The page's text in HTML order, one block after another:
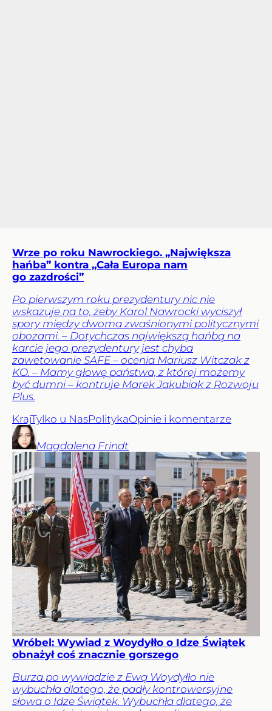
Wrze po roku Nawrockiego. „Największa
hańba” kontra „Cała Europa nam
go zazdrości”
Po pierwszym roku prezydentury nic nie
wskazuje na to, żeby Karol Nawrocki wyciszył
spory między dwoma zwaśnionymi politycznymi
obozami. – Dotychczas największą hańbą na
karcie jego prezydentury jest chyba
zawetowanie SAFE – ocenia Mariusz Witczak z
KO. – Mamy głowę państwa, z której możemy
być dumni – kontruje Marek Jakubiak z Rozwoju
Plus.
KrajTylko u NasPolitykaOpinie i komentarze
Magdalena Frindt
Wróbel: Wywiad z Woydyłło o Idze Świątek
obnażył coś znacznie gorszego
Burza po wywiadzie z Ewą Woydyłło nie
wybuchła dlatego, że padły kontrowersyjne
słowa o Idze Świątek. Wybuchła dlatego, że